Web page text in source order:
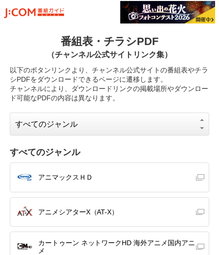
番組表・チラシPDF
（チャンネル公式サイトリンク集）
以下のボタンリンクより、チャンネル公式サイトの番組表やチラ
シPDFをダウンロードできるページに遷移します。
チャンネルにより、ダウンロードリンクの掲載場所やダウンロー
ド可能なPDFの内容は異なります。
すべてのジャンル
アニマックスＨＤ
アニメシアターX（AT-X）
カートゥーン ネットワークHD 海外アニメ国内アニ
メ